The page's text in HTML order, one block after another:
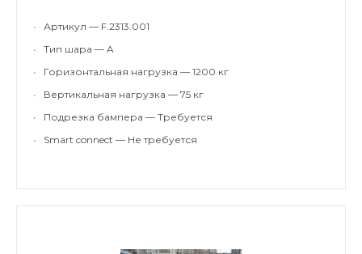
•
Артикул — F.2313.001
•
Тип шара — A
•
Горизонтальная нагрузка — 1200 кг
•
Вертикальная нагрузка — 75 кг
•
Подрезка бампера — Требуется
•
Smart connect — Не требуется